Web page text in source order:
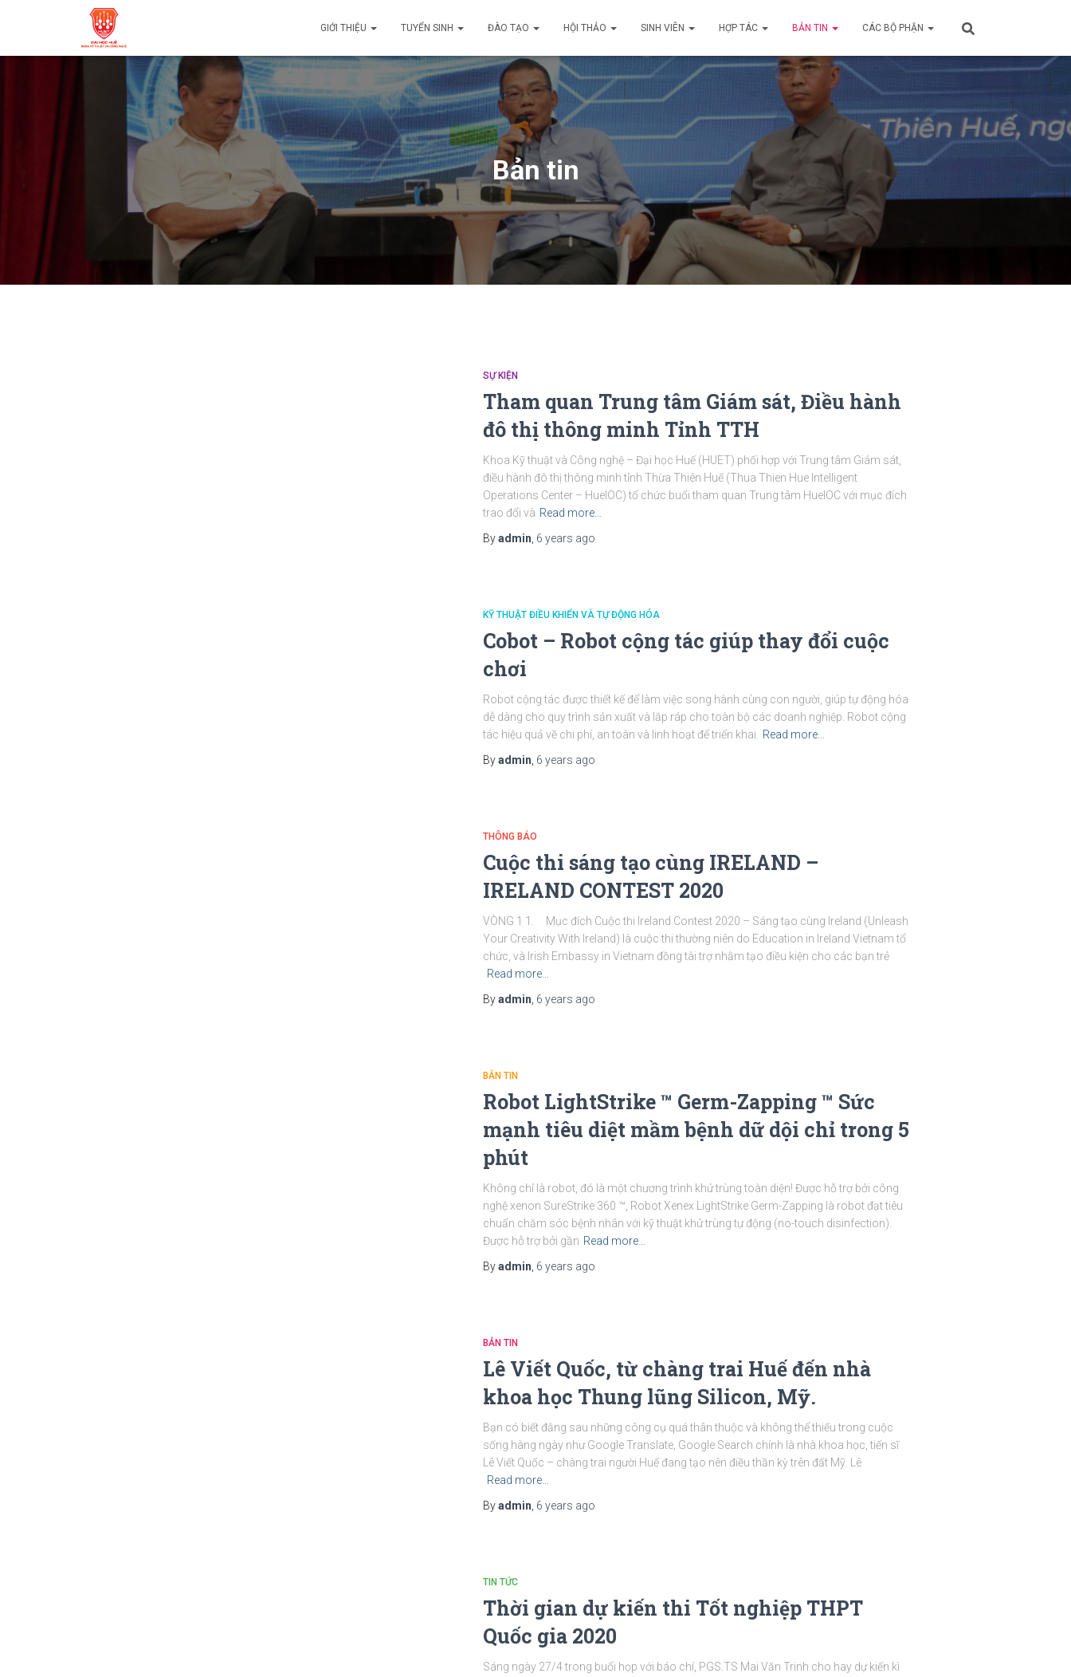
GIỚI THIỆU TUYỂN SINH ĐÀO TẠO HỘI THẢO SINH VIÊN HỢP TÁC BẢN TIN CÁC BỘ PHẬN
Bản tin
SỰ KIỆN
Tham quan Trung tâm Giám sát, Điều hành
đô thị thông minh Tỉnh TTH
Khoa Kỹ thuật và Công nghệ – Đại học Huế (HUET) phối hợp với Trung tâm Giám sát,
điều hành đô thị thông minh tỉnh Thừa Thiên Huế (Thua Thien Hue Intelligent
Operations Center – HueIOC) tổ chức buổi tham quan Trung tâm HueIOC với mục đích
trao đổi và Read more…
Byadmin 6 years ago
KỸ THUẬT ĐIỀU KHIỂN VÀ TỰ ĐỘNG HÓA
Cobot – Robot cộng tác giúp thay đổi cuộc
chơi
Robot cộng tác được thiết kế để làm việc song hành cùng con người, giúp tự động hóa
dễ dàng cho quy trình sản xuất và lắp ráp cho toàn bộ các doanh nghiệp. Robot cộng
tác hiệu quả về chi phí, an toàn và linh hoạt để triển khai.
Read more…
Byadmin 6 years ago
THÔNG BÁO
Cuộc thi sáng tạo cùng IRELAND –
IRELAND CONTEST 2020
VÒNG 1 1. Mục đích Cuộc thi Ireland Contest 2020 – Sáng tạo cùng Ireland (Unleash
Your Creativity With Ireland) là cuộc thi thường niên do Education in Ireland Vietnam tổ
chức, và Irish Embassy in Vietnam đồng tài trợ nhằm tạo điều kiện cho các bạn trẻ
Read more…
Byadmin 6 years ago
BẢN TIN
Robot LightStrike ™ Germ-Zapping ™ Sức
mạnh tiêu diệt mầm bệnh dữ dội chỉ trong 5
phút
Không chỉ là robot, đó là một chương trình khử trùng toàn diện! Được hỗ trợ bởi công
nghệ xenon SureStrike 360 ™, Robot Xenex LightStrike Germ-Zapping là robot đạt tiêu
chuẩn chăm sóc bệnh nhân với kỹ thuật khử trùng tự động (no-touch disinfection).
Được hỗ trợ bởi gần Read more…
Byadmin 6 years ago
BẢN TIN
Lê Viết Quốc, từ chàng trai Huế đến nhà
khoa học Thung lũng Silicon, Mỹ.
Bạn có biết đằng sau những công cụ quá thân thuộc và không thể thiếu trong cuộc
sống hàng ngày như Google Translate, Google Search chính là nhà khoa học, tiến sĩ
Lê Viết Quốc – chàng trai người Huế đang tạo nên điều thần kỳ trên đất Mỹ. Lê
Read more…
Byadmin 6 years ago
TIN TỨC
Thời gian dự kiến thi Tốt nghiệp THPT
Quốc gia 2020
Sáng ngày 27/4 trong buổi họp với báo chí, PGS.TS Mai Văn Trinh cho hay dự kiến kì